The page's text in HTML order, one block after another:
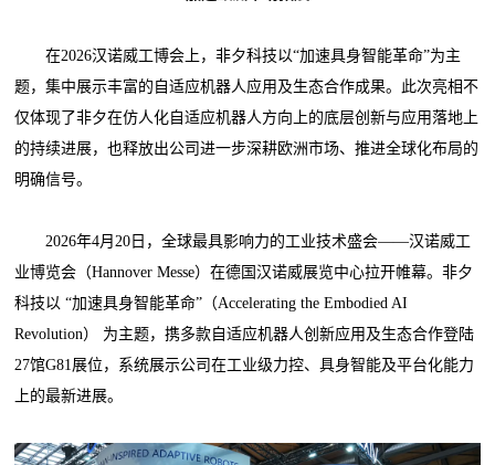
在2026汉诺威工博会上，非夕科技以“加速具身智能革命”为主
题，集中展示丰富的自适应机器人应用及生态合作成果。此次亮相不
仅体现了非夕在仿人化自适应机器人方向上的底层创新与应用落地上
的持续进展，也释放出公司进一步深耕欧洲市场、推进全球化布局的
明确信号。
2026年4月20日，全球最具影响力的工业技术盛会——汉诺威工
业博览会（Hannover Messe）在德国汉诺威展览中心拉开帷幕。非夕
科技以 “加速具身智能革命”（Accelerating the Embodied AI
Revolution） 为主题，携多款自适应机器人创新应用及生态合作登陆
27馆G81展位，系统展示公司在工业级力控、具身智能及平台化能力
上的最新进展。